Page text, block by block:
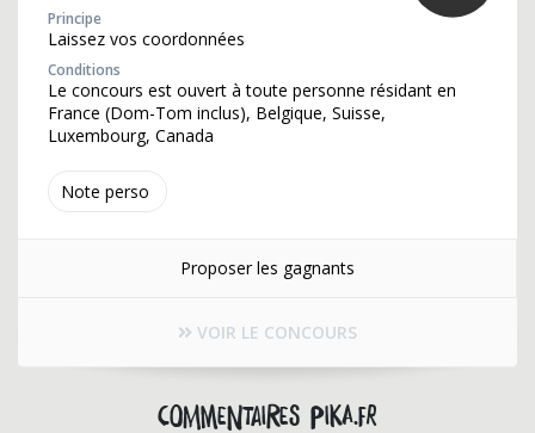
Note perso
Principe
Laissez vos coordonnées
Conditions
Le concours est ouvert à toute personne résidant en
France (Dom-Tom inclus), Belgique, Suisse,
Luxembourg, Canada
Proposer les gagnants
VOIR LE CONCOURS
Commentaires pika.fr